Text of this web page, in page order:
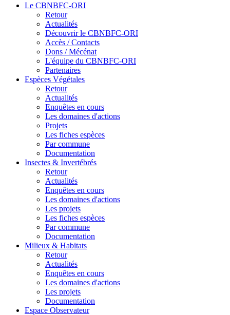
Le CBNBFC-ORI
Retour
Actualités
Découvrir le CBNBFC-ORI
Accès / Contacts
Dons / Mécénat
L'équipe du CBNBFC-ORI
Partenaires
Espèces Végétales
Retour
Actualités
Enquêtes en cours
Les domaines d'actions
Projets
Les fiches espèces
Par commune
Documentation
Insectes & Invertébrés
Retour
Actualités
Enquêtes en cours
Les domaines d'actions
Les projets
Les fiches espèces
Par commune
Documentation
Milieux & Habitats
Retour
Actualités
Enquêtes en cours
Les domaines d'actions
Les projets
Documentation
Espace Observateur